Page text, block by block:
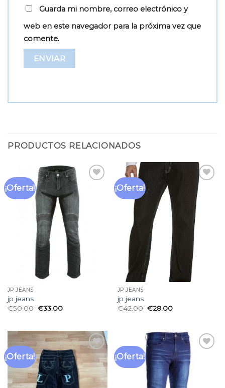
Guarda mi nombre, correo electrónico y
web en este navegador para la próxima vez que
comente.
PRODUCTOS RELACIONADOS
¡Oferta!
JP JEANS
jp jeans
€50.00 €33.00
¡Oferta!
Añadir
a la
deseos
JP JEANS
jp jeans
€42.00 €28.00
¡Oferta!
Añadir
a la
de
¡Oferta!